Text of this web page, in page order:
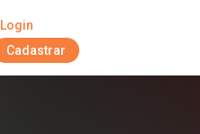
Login
Cadastrar